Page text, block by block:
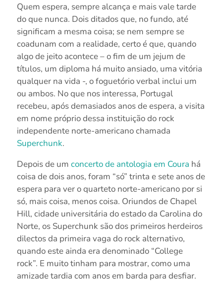
Quem espera, sempre alcança e mais vale tarde
do que nunca. Dois ditados que, no fundo, até
significam a mesma coisa; se nem sempre se
coadunam com a realidade, certo é que, quando
algo de jeito acontece – o fim de um jejum de
títulos, um diploma há muito ansiado, uma vitória
qualquer na vida -, o foguetório verbal inclui um
ou ambos. No que nos interessa, Portugal
recebeu, após demasiados anos de espera, a visita
em nome próprio dessa instituição do rock
independente norte-americano chamada
Superchunk.
Depois de um concerto de antologia em Coura há
coisa de dois anos, foram “só” trinta e sete anos de
espera para ver o quarteto norte-americano por si
só, mais coisa, menos coisa. Oriundos de Chapel
Hill, cidade universitária do estado da Carolina do
Norte, os Superchunk são dos primeiros herdeiros
dilectos da primeira vaga do rock alternativo,
quando este ainda era denominado “College
rock”. E muito tinham para mostrar, como uma
amizade tardia com anos em barda para desfiar.